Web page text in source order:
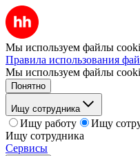
Мы используем файлы
Правила использования
Мы используем файлы
Понятно
Ищу сотрудника
Ищу работу
Ищу
Ищу сотрудника
Сервисы